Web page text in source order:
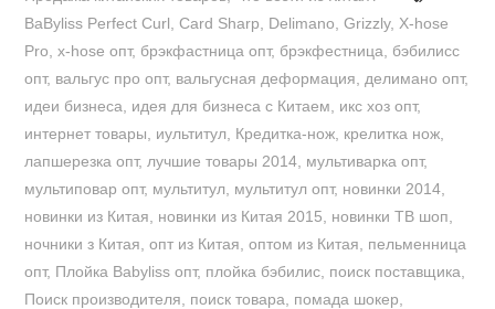
BaByliss Perfect Curl ,Card Sharp Delimano ,Grizzly, X-hose
Pro ,x-hose опт, брэкфастница опт, брэкфестница
бэбилисс
опт, вальгус про опт, вальгусная деформация делимано опт,
идеи бизнеса
идея для бизнеса с Китаем икс хоз опт,
интернет товары
иультитул Кредитка-нож крелитка нож
лапшерезка опт, лучшие товары 2014 мультиварка опт,
мультиповар опт, мультитул мультитул опт, новинки 2014
новинки из Китая
новинки из Китая 2015 новинки ТВ шоп
ночники з Китая ,опт из Китая ,оптом из Китая
пельменница
опт, Плойка Babyliss опт, плойка бэбилис поиск поставщика
Поиск производителя
поиск товара помада шокер